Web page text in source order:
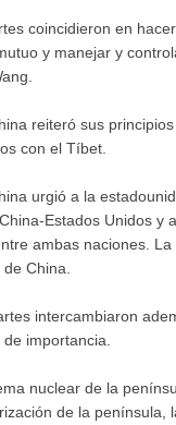
coincidieron en
y manejar y
reiteró sus
con el Tíbet.
urgió a la
Estados Unidos y
ambas naciones.
China.
intercambiaron
importancia.
nuclear de la
de la península,